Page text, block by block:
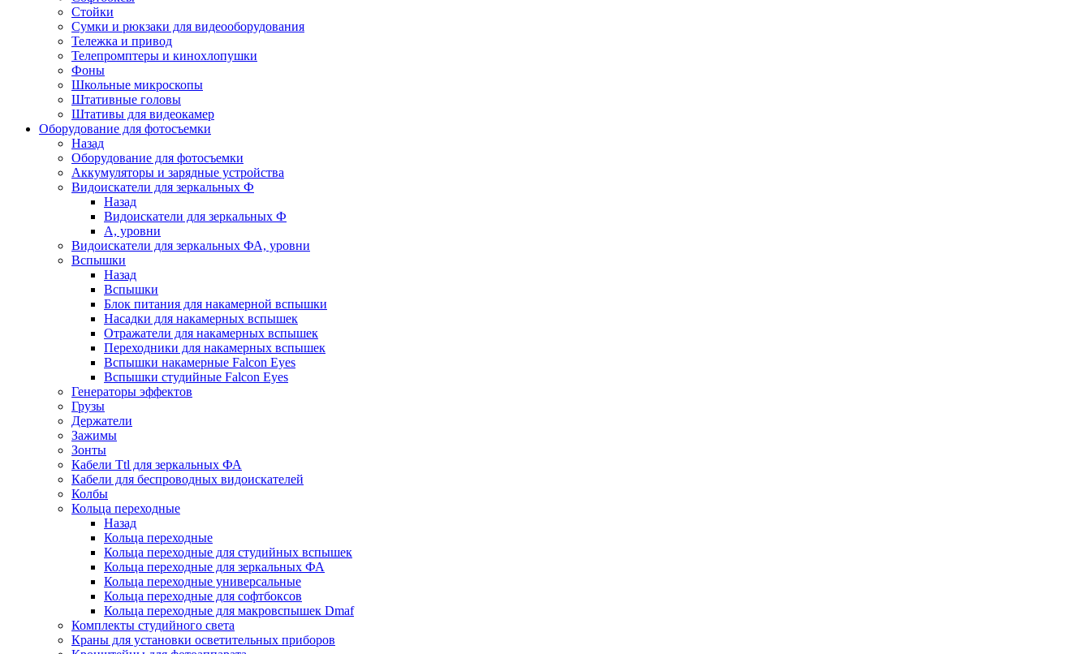
Стойки
Сумки и рюкзаки для видеооборудования
Тележка и привод
Телепромптеры и кинохлопушки
Фоны
Школьные микроскопы
Штативные головы
Штативы для видеокамер
Оборудование для фотосъемки
Назад
Оборудование для фотосъемки
Аккумуляторы и зарядные устройства
Видоискатели для зеркальных Ф
Назад
Видоискатели для зеркальных Ф
А, уровни
Видоискатели для зеркальных ФА, уровни
Вспышки
Назад
Вспышки
Блок питания для накамерной вспышки
Насадки для накамерных вспышек
Отражатели для накамерных вспышек
Переходники для накамерных вспышек
Вспышки накамерные Falcon Eyes
Вспышки студийные Falcon Eyes
Генераторы эффектов
Грузы
Держатели
Зажимы
Зонты
Кабели Ttl для зеркальных ФА
Кабели для беспроводных видоискателей
Колбы
Кольца переходные
Назад
Кольца переходные
Кольца переходные для студийных вспышек
Кольца переходные для зеркальных ФА
Кольца переходные универсальные
Кольца переходные для софтбоксов
Кольца переходные для макровспышек Dmaf
Комплекты студийного света
Краны для установки осветительных приборов